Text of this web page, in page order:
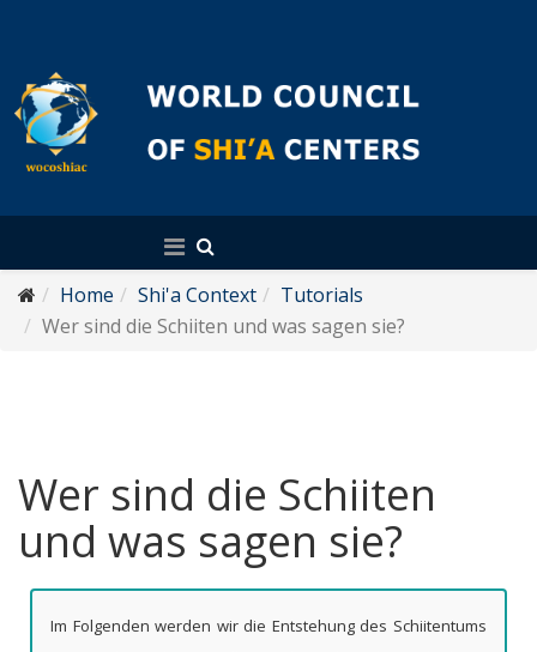
Home Shi'a Context
Tutorials
Wer sind die Schiiten und was sagen sie?
Wer sind die Schiiten
und was sagen sie?
Im Folgenden werden wir die Entstehung des Schiitentums